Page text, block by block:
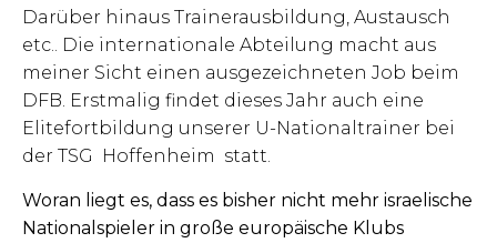
Darüber hinaus Trainerausbildung, Austausch
etc.. Die internationale Abteilung macht aus
meiner Sicht einen ausgezeichneten Job beim
DFB. Erstmalig findet dieses Jahr auch eine
Elitefortbildung unserer U-Nationaltrainer bei
der TSG Hoffenheim statt.
Woran liegt es, dass es bisher nicht mehr israelische
Nationalspieler in große europäische Klubs